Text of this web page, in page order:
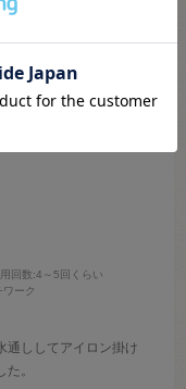
回数:4～5回くらい
ワーク
通ししてアイロン掛け
。